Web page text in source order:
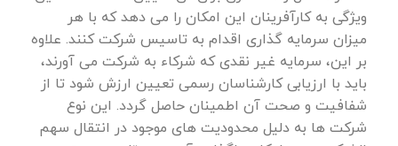
ویژگی به کارآفرینان این امکان را می ‌دهد که با هر
میزان سرمایه ‌گذاری اقدام به تاسیس شرکت کنند. علاوه
بر این، سرمایه غیر نقدی که شرکاء به شرکت می ‌آورند،
باید با ارزیابی کارشناسان رسمی تعیین ارزش شود تا از
شفافیت و صحت آن اطمینان حاصل گردد. این نوع
شرکت ‌ها به دلیل محدودیت ‌های موجود در انتقال سهم